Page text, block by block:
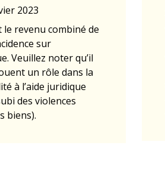
2023
le revenu combiné de
sur
Veuillez noter qu’il
un rôle dans la
à l’aide juridique
des violences
biens).